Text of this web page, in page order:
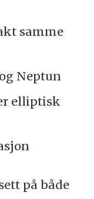
samme
Neptun
elliptisk
på både